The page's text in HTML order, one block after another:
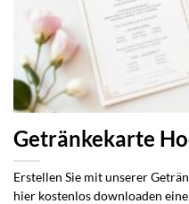
Getränkekarte
Erstellen Sie mit unserer
hier kostenlos downloaden